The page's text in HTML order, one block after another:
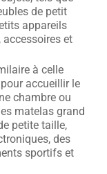
de petit
appareils
accessoires et
à celle
accueillir le
chambre ou
matelas grand
petite taille,
des
sportifs et